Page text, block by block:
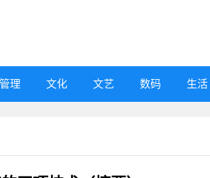
管理 文化 文艺 数码 生活